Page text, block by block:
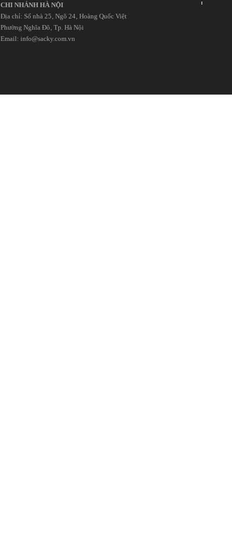
CHI NHÁNH HÀ NỘI
Địa chỉ: Số nhà 25‚ Ngõ 24‚ Hoàng Quốc Việt
Phường Nghĩa Đô‚ Tp. Hà Nội
Email: info@sacky.com.vn